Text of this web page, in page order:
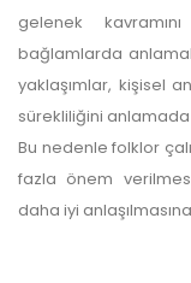
gelenek
bağlamlarda
yaklaşımlar, kişisel
sürekliliğini
Bu nedenle folklor
fazla önem
daha iyi